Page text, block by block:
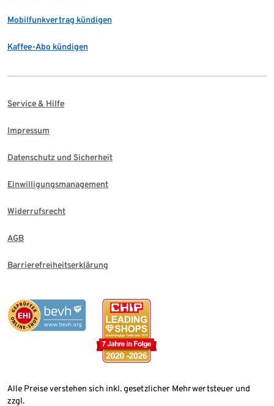
Mobilfunkvertrag kündigen
Kaffee-Abo kündigen
Service & Hilfe
Impressum
Datenschutz und Sicherheit
Einwilligungsmanagement
Widerrufsrecht
AGB
Barrierefreiheitserklärung
Alle Preise verstehen sich inkl. gesetzlicher Mehrwertsteuer und
zzgl.